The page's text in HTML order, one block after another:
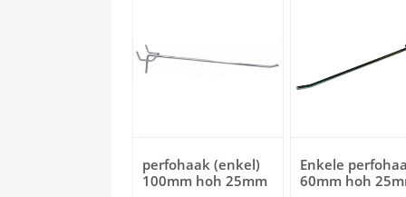
perfohaak (enkel)
100mm hoh 25mm
Enkele
60mm hoh